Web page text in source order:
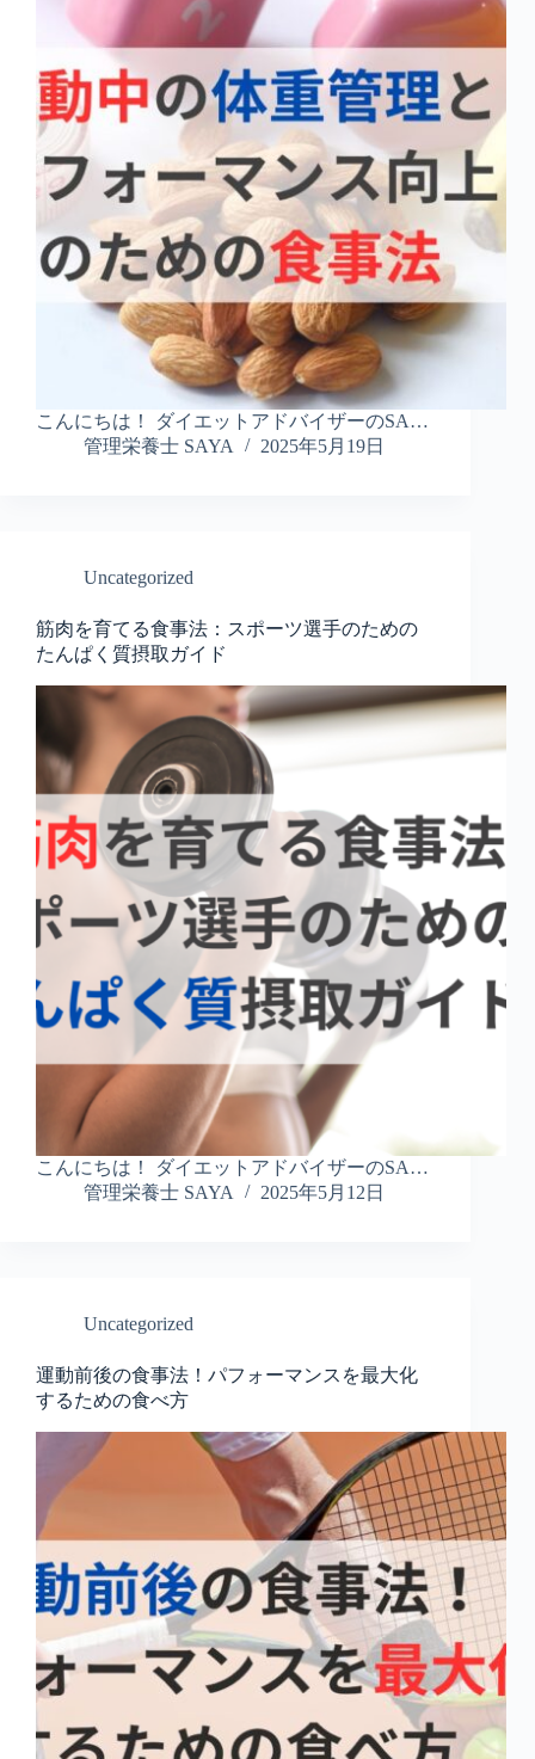
こんにちは！ ダイエットアドバイザーのSA…
管理栄養士 SAYA
2025年5月19日
Uncategorized
筋肉を育てる食事法：スポーツ選手のための
たんぱく質摂取ガイド
こんにちは！ ダイエットアドバイザーのSA…
管理栄養士 SAYA
2025年5月12日
Uncategorized
運動前後の食事法！パフォーマンスを最大化
するための食べ方